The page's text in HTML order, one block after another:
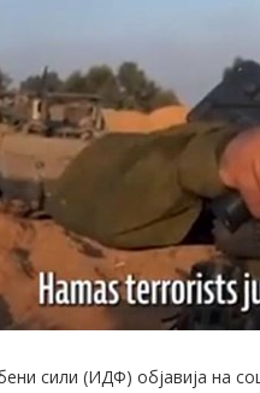
сили (ИДФ) објавија на